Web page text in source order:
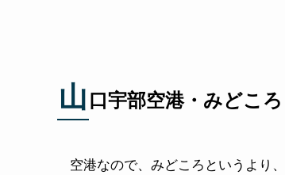
山口宇部空港・みどころ
空港なので、みどころというより